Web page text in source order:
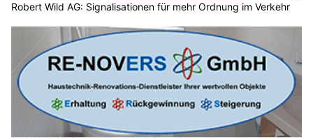
Robert Wild AG: Signalisationen für mehr Ordnung im Verkehr